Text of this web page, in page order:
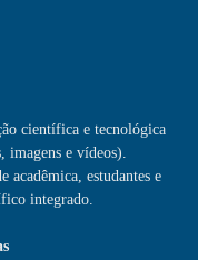
científica e tecnológica
e vídeos).
acadêmica, estudantes e
integrado.